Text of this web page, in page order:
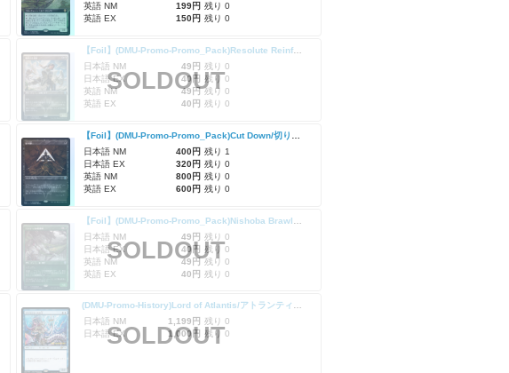
英語 NM
199円 残り 0
英語 EX
150円 残り 0
日本語 NM
49円 残り 0
日本語 EX
40円 残り 0
英語 NM
49円 残り 0
英語 EX
40円 残り 0
SOLDOUT
日本語 NM
400円 残り 1
日本語 EX
320円 残り 0
英語 NM
800円 残り 0
英語 EX
600円 残り 0
日本語 NM
49円 残り 0
日本語 EX
40円 残り 0
英語 NM
49円 残り 0
英語 EX
40円 残り 0
SOLDOUT
(DMU-Promo-History)Lord of Atlantis/アトランティスの王
日本語 NM
1,199円 残り 0
日本語 EX
1,000円 残り 0
SOLDOUT